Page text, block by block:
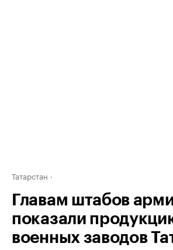
Татарстан
Главам штабов
показали
военных заводов